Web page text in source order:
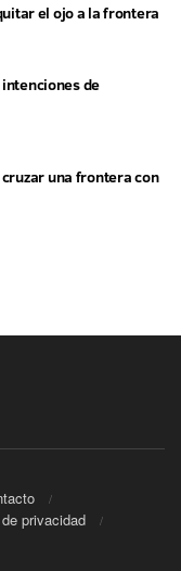
el ojo a la frontera
de
una frontera con
privacidad